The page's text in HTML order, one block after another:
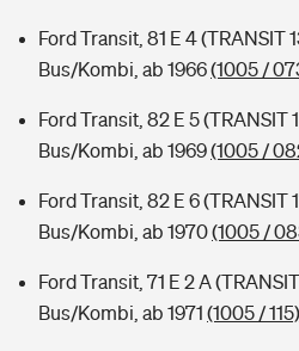
Ford Transit, 81 E 4 (TRANSIT
Bus/Kombi, ab 1966(1005 /
Ford Transit, 82 E 5 (TRANSIT
Bus/Kombi, ab 1969(1005 /
Ford Transit, 82 E 6 (TRANSIT
Bus/Kombi, ab 1970(1005 /
Ford Transit, 71 E 2 A
Bus/Kombi, ab 1971 (1005 / 115)